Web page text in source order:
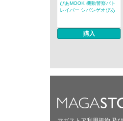
ぴあMOOK 機動警察パト
レイバー シバシゲオぴあ
購入